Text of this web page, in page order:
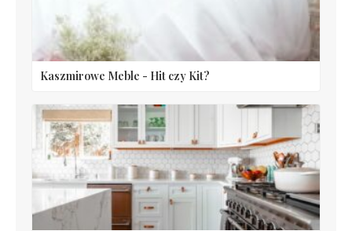
Kaszmirowe Meble - Hit czy Kit?